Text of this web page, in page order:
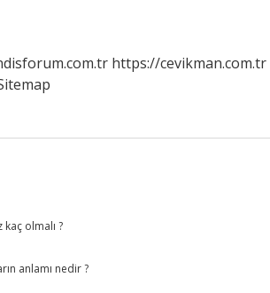
https://cevikman.com.tr
kaç olmalı ?
anlamı nedir ?